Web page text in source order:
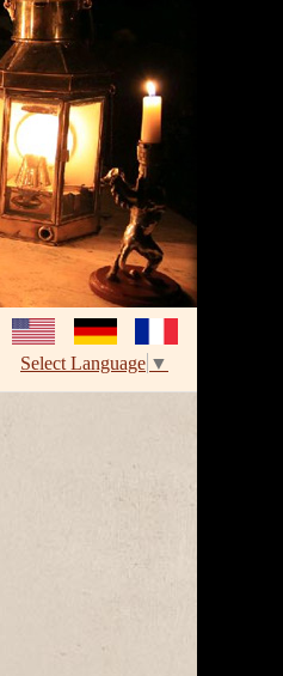
Select Language ▼